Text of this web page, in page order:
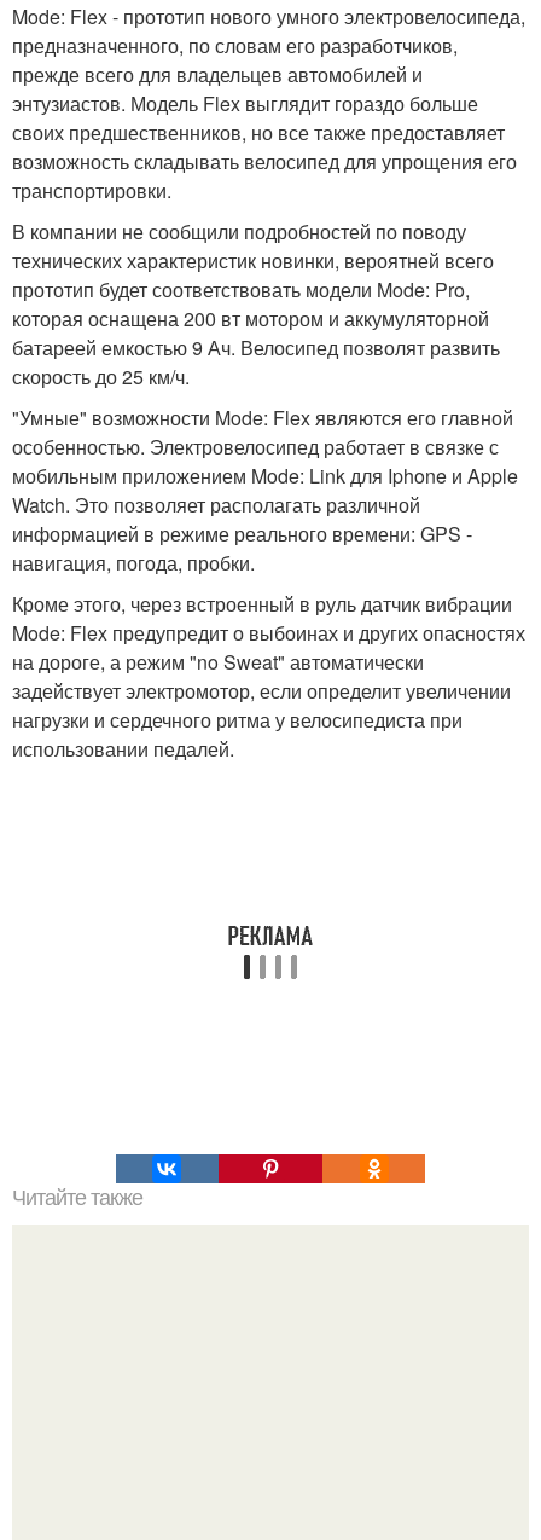
Mode: Flex - прототип нового умного электровелосипеда,
предназначенного, по словам его разработчиков,
прежде всего для владельцев автомобилей и
энтузиастов. Модель Flex выглядит гораздо больше
своих предшественников, но все также предоставляет
возможность складывать велосипед для упрощения его
транспортировки.
В компании не сообщили подробностей по поводу
технических характеристик новинки, вероятней всего
прототип будет соответствовать модели Mode: Pro,
которая оснащена 200 вт мотором и аккумуляторной
батареей емкостью 9 Ач. Велосипед позволят развить
скорость до 25 км/ч.
"Умные" возможности Mode: Flex являются его главной
особенностью. Электровелосипед работает в связке с
мобильным приложением Mode: Link для Iphone и Apple
Watch. Это позволяет располагать различной
информацией в режиме реального времени: GPS -
навигация, погода, пробки.
Кроме этого, через встроенный в руль датчик вибрации
Mode: Flex предупредит о выбоинах и других опасностях
на дороге, а режим "no Sweat" автоматически
задействует электромотор, если определит увеличении
нагрузки и сердечного ритма у велосипедиста при
использовании педалей.
Читайте также